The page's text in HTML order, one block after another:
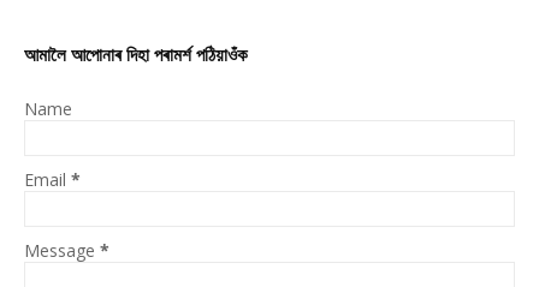
আমালৈ আপোনাৰ দিহা পৰামৰ্শ পঠিয়াওঁক
Name
Email *
Message *